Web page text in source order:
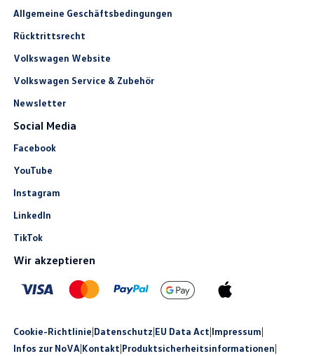
Allgemeine Geschäftsbedingungen
Rücktrittsrecht
Volkswagen Website
Volkswagen Service & Zubehör
Newsletter
Social Media
Facebook
YouTube
Instagram
LinkedIn
TikTok
Wir akzeptieren
Cookie-Richtlinie|Datenschutz|EU Data Act|Impressum|
Infos zur NoVA|Kontakt|Produkt­sicherheits­informationen|